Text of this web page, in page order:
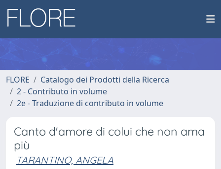
FLORE
Catalogo dei Prodotti della Ricerca
2 - Contributo in volume
2e - Traduzione di contributo in volume
Canto d'amore di colui che non ama
più
TARANTINO, ANGELA